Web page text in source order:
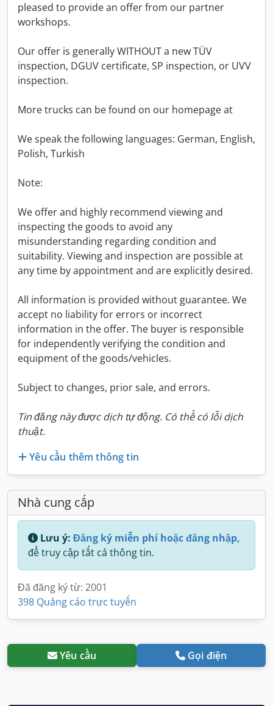
pleased to provide an offer from our partner
workshops.
Our offer is generally WITHOUT a new TÜV
inspection, DGUV certificate, SP inspection, or UVV
inspection.
More trucks can be found on our homepage at
We speak the following languages: German, English,
Polish, Turkish
Note:
We offer and highly recommend viewing and
inspecting the goods to avoid any
misunderstanding regarding condition and
suitability. Viewing and inspection are possible at
any time by appointment and are explicitly desired.
All information is provided without guarantee. We
accept no liability for errors or incorrect
information in the offer. The buyer is responsible
for independently verifying the condition and
equipment of the goods/vehicles.
Subject to changes, prior sale, and errors.
Tin đăng này được dịch tự động. Có thể có lỗi dịch
thuật.
Yêu cầu thêm thông tin
Nhà cung cấp
Lưu ý: Đăng ký miễn phí hoặc đăng nhập,
để truy cập tất cả thông tin.
Đã đăng ký từ: 2001
398 Quảng cáo trực tuyến
Yêu cầu Gọi điện